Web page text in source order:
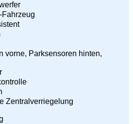
Fahrzeug
vorne, Parksensoren hinten,
Zentralverriegelung